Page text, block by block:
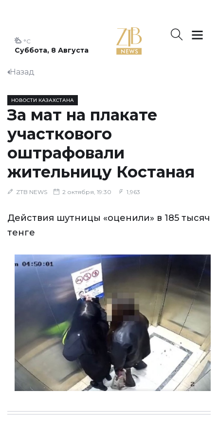
Суббота, 8 Августа
°C
Назад
НОВОСТИ КАЗАХСТАНА
За мат на плакате
участкового
оштрафовали
жительницу Костаная
ZTB NEWS 2 октября, 19:30 1,963
Действия шутницы «оценили» в 185 тысяч
тенге